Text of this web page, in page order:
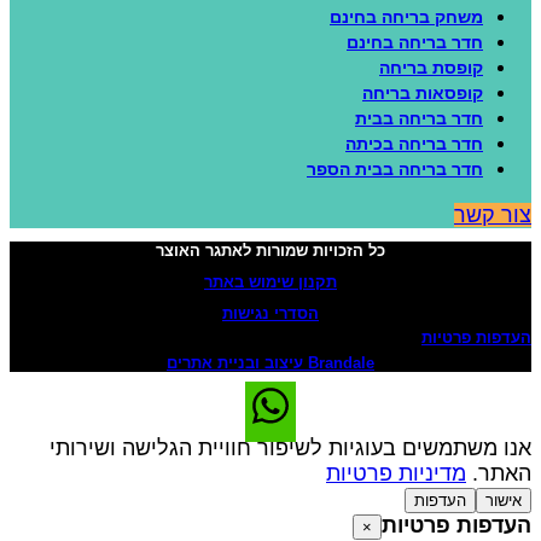
משחק בריחה בחינם
חדר בריחה בחינם
קופסת בריחה
קופסאות בריחה
חדר בריחה בבית
חדר בריחה בכיתה
חדר בריחה בבית הספר
קשר
כל הזכויות שמורות לאתגר האוצר
תקנון שימוש באתר
הסדרי נגישות
פרטיות
Brandale עיצוב ובניית אתרים
משתמשים בעוגיות לשיפור חוויית הגלישה ושירותי
מדיניות פרטיות
אישור העדפות
פרטיות ×